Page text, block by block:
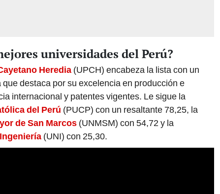
universidades del Perú?
Heredia (UPCH) encabeza la lista con un
destaca por su excelencia en producción e
internacional y patentes vigentes. Le sigue la
del Perú (PUCP) con un resaltante 78,25, la
de San Marcos (UNMSM) con 54,72 y la
(UNI) con 25,30.